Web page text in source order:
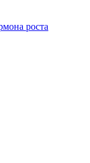
роста